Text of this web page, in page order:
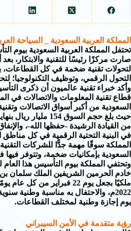
المملكة العربية السعودية _ السياحة
لتحولات تقنية ضخمة في كل القطاعات،
التحول الرقمي، وتوظيف التكنولوجيا؛
وأكد خبراء تقنية عالميون أن ذكرى
قطاع تقنية المعلومات والاتصالات في
السعودية من أكبر أسواق الاتصالات
من القيادة الرشيدة -حفظها الله-،
في البنية التحتية الرقمية في كل
المملكة سوقًا مهمة جدًّا للشركات
السعودية بإمكانيات ضخمة، وتتوفر
وتحتفي المملكة بيوم التأسيس هذا العام
خادم الحرمين الشريفين الملك سلمان بن
ملكيًا بجعل يوم 22 فبراير من
2022م، والاحتفال به مناسبة وطنية
يوم إجازة وطنية لمختلف القطاعات.
رؤية متقدمة في الأمن السيبراني